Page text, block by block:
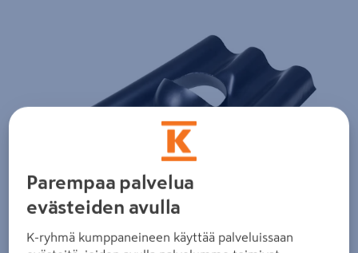
Parempaa palvelua
evästeiden avulla
K-ryhmä kumppaneineen käyttää palveluissaan